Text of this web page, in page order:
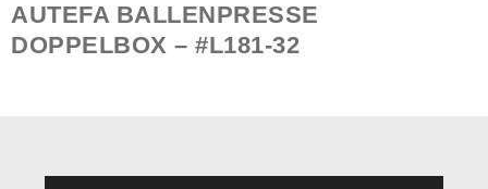
AUTEFA BALLENPRESSE
DOPPELBOX – #L181-32